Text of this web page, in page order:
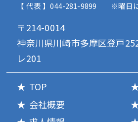
【 代表 】044-281-9899
※曜日
〒214-0014
神奈川県川崎市多摩区登戸
レ201
TOP
会社概要